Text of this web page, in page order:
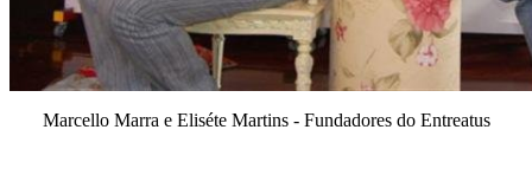
Marcello Marra e Eliséte Martins - Fundadores do Entreatus